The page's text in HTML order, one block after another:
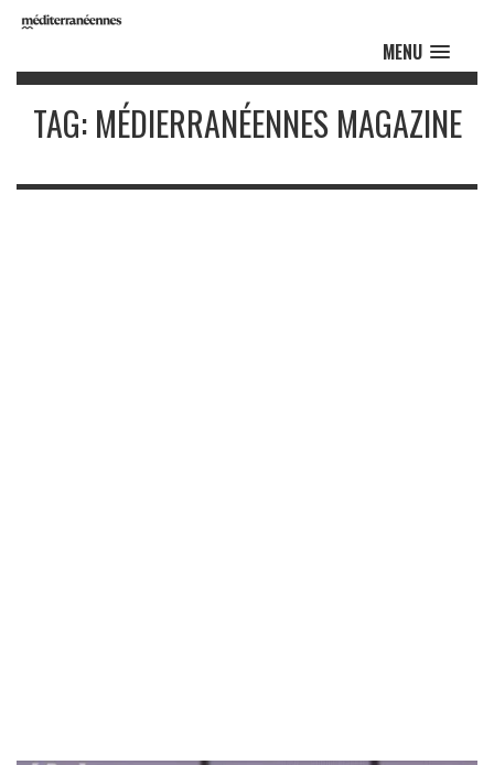
MENU
TAG: MÉDIERRANÉENNES MAGAZINE